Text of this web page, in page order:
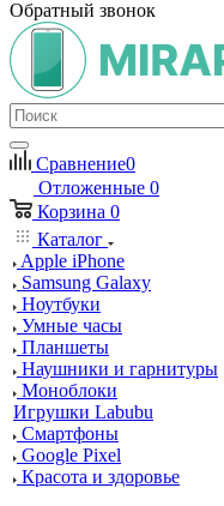
Обратный звонок
Сравнение0
Отложенные 0
Корзина 0
Каталог
Apple iPhone
Samsung Galaxy
Ноутбуки
Умные часы
Планшеты
Наушники и гарнитуры
Моноблоки
Игрушки Labubu
Смартфоны
Google Pixel
Красота и здоровье